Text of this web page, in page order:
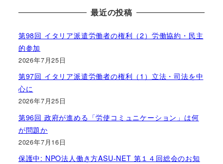
最近の投稿
第98回 イタリア派遣労働者の権利（2）労働協約・民主
的参加
2026年7月25日
第97回 イタリア派遣労働者の権利（1）立法・司法を中
心に
2026年7月25日
第96回 政府が進める「労使コミュニケーション」は何
が問題か
2026年7月16日
保護中: NPO法人働き方ASU-NET 第１４回総会のお知